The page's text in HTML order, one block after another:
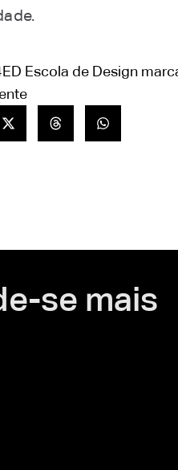
Escola de Design
se mais